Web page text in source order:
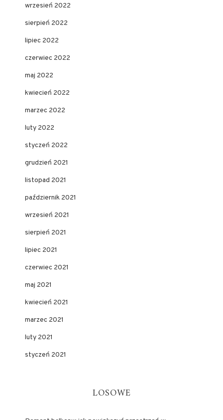
wrzesień 2022
sierpień 2022
lipiec 2022
czerwiec 2022
maj 2022
kwiecień 2022
marzec 2022
luty 2022
styczeń 2022
grudzień 2021
listopad 2021
październik 2021
wrzesień 2021
sierpień 2021
lipiec 2021
czerwiec 2021
maj 2021
kwiecień 2021
marzec 2021
luty 2021
styczeń 2021
LOSOWE